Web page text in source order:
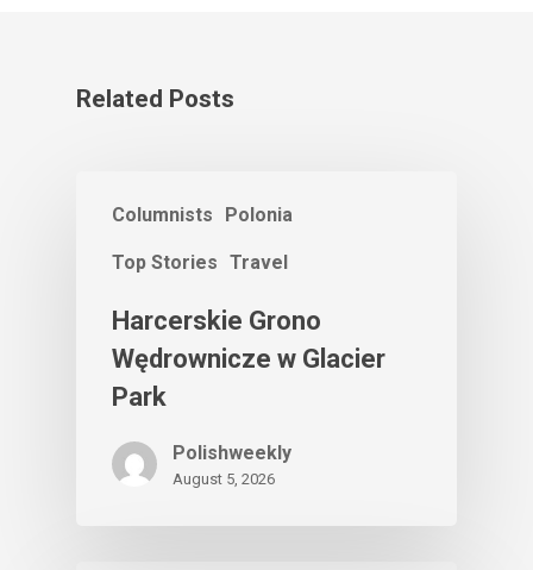
Related Posts
Columnists Polonia
Top Stories Travel
Harcerskie Grono
Wędrownicze w Glacier
Park
Polishweekly
August 5, 2026